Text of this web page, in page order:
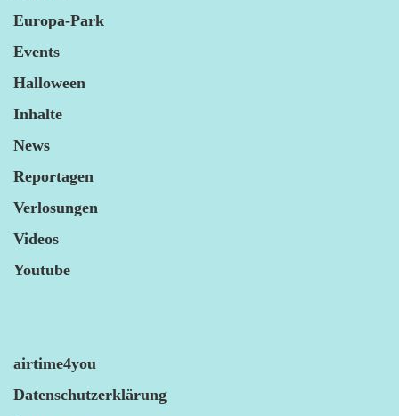
Europa-Park
Events
Halloween
Inhalte
News
Reportagen
Verlosungen
Videos
Youtube
airtime4you
Datenschutzerklärung